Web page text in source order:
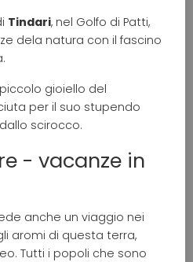
Tindari, nel Golfo di Patti,
dela natura con il fascino
gioiello del
per il suo stupendo
scirocco.
- vacanze in
anche un viaggio nei
aromi di questa terra,
Tutti i popoli che sono